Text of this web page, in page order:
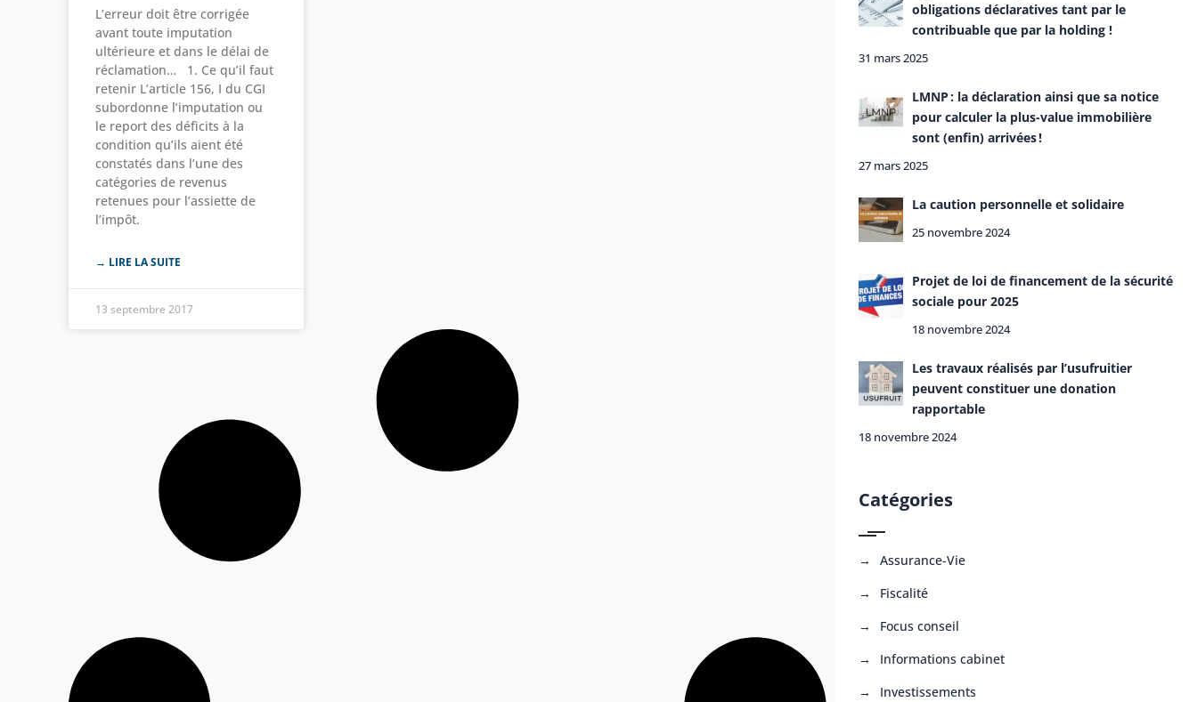
L’erreur doit être corrigée
avant toute imputation
ultérieure et dans le délai de
réclamation… 1. Ce qu’il faut
retenir L’article 156, I du CGI
subordonne l’imputation ou
le report des déficits à la
condition qu’ils aient été
constatés dans l’une des
catégories de revenus
retenues pour l’assiette de
l’impôt.
→ LIRE LA SUITE
13 septembre 2017
obligations déclaratives tant par le
contribuable que par la holding !
31 mars 2025
LMNP : la déclaration ainsi que sa notice
pour calculer la plus-value immobilière
sont (enfin) arrivées !
27 mars 2025
La caution personnelle et solidaire
25 novembre 2024
Projet de loi de financement de la sécurité
sociale pour 2025
18 novembre 2024
Les travaux réalisés par l’usufruitier
peuvent constituer une donation
rapportable
18 novembre 2024
Catégories
Assurance-Vie
Fiscalité
Focus conseil
Informations cabinet
Investissements